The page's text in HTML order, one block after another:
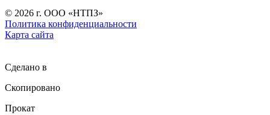
© 2026 г. ООО «НТПЗ»
Политика конфиденциальности
Карта сайта
Сделано в
Скопировано
Прокат